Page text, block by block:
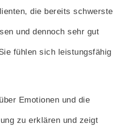
die bereits schwerste
und dennoch sehr gut
fühlen sich leistungsfähig
Emotionen und die
zu erklären und zeigt